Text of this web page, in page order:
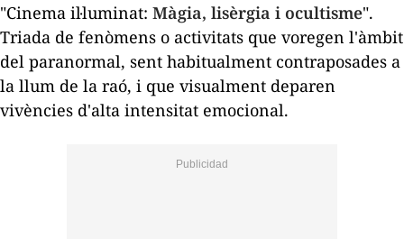
"Cinema il·luminat: Màgia, lisèrgia i ocultisme".
Triada de fenòmens o activitats que voregen l'àmbit
del paranormal, sent habitualment contraposades a
la llum de la raó, i que visualment deparen
vivències d'alta intensitat emocional.